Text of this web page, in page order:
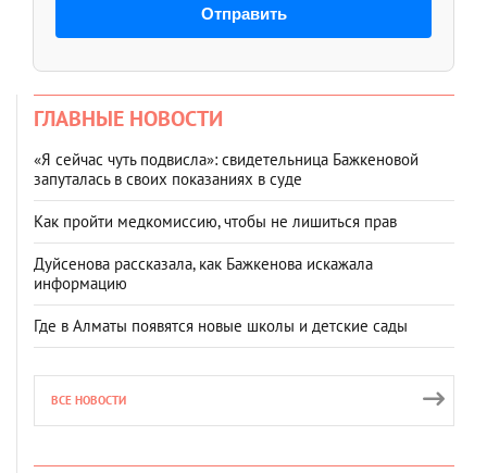
Отправить
ГЛАВНЫЕ НОВОСТИ
«Я сейчас чуть подвисла»: свидетельница Бажкеновой
запуталась в своих показаниях в суде
Как пройти медкомиссию, чтобы не лишиться прав
Дуйсенова рассказала, как Бажкенова искажала
информацию
Где в Алматы появятся новые школы и детские сады
ВСЕ НОВОСТИ